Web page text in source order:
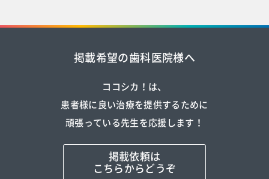
掲載希望の歯科医院様へ
ココシカ！は、
患者様に良い治療を提供するために
頑張っている先生を応援します！
掲載依頼は
こちらからどうぞ